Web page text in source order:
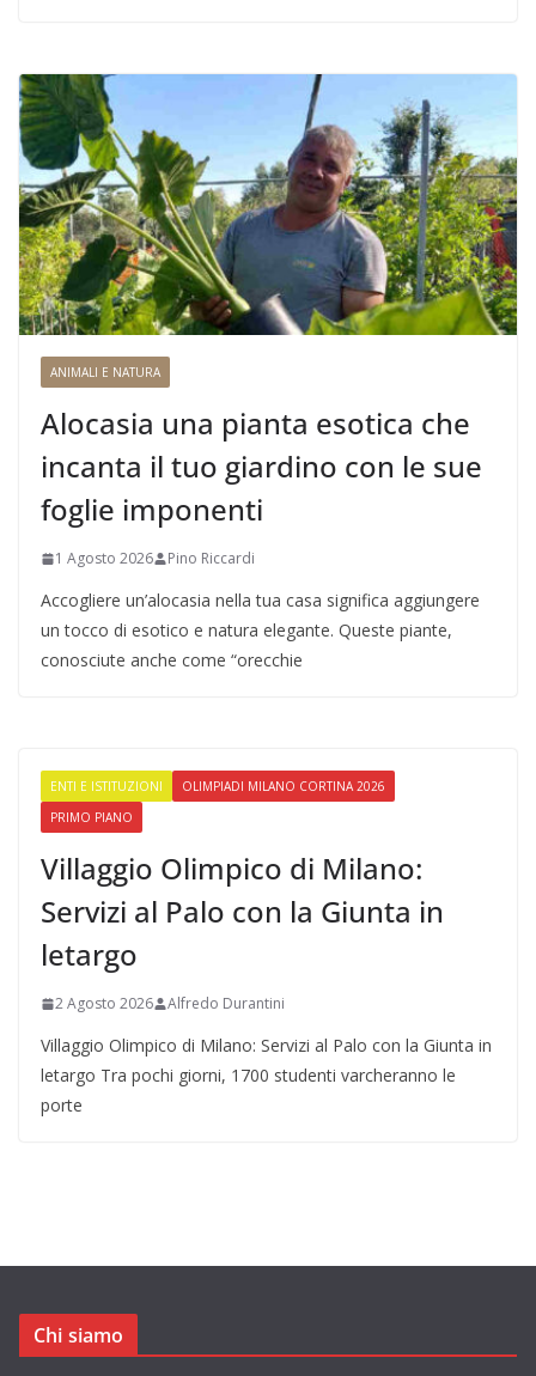
ANIMALI E NATURA
Alocasia una pianta esotica che
incanta il tuo giardino con le sue
foglie imponenti
1 Agosto 2026 Pino Riccardi
Accogliere un’alocasia nella tua casa significa aggiungere
un tocco di esotico e natura elegante. Queste piante,
conosciute anche come “orecchie
ENTI E ISTITUZIONI
OLIMPIADI MILANO CORTINA 2026
PRIMO PIANO
Villaggio Olimpico di Milano:
Servizi al Palo con la Giunta in
letargo
2 Agosto 2026 Alfredo Durantini
Villaggio Olimpico di Milano: Servizi al Palo con la Giunta in
letargo Tra pochi giorni, 1700 studenti varcheranno le
porte
Chi siamo